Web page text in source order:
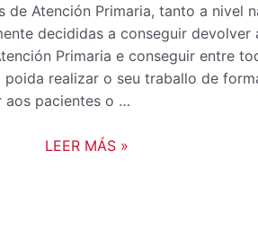
de Atención Primaria, tanto a nivel
decididas a conseguir devolver
Primaria e conseguir entre
poida realizar o seu traballo de
aos pacientes o …
LEER MÁS »